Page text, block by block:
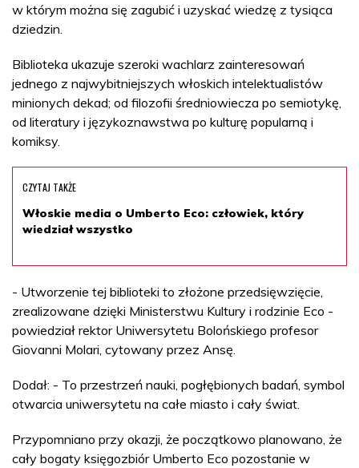
w którym można się zagubić i uzyskać wiedzę z tysiąca
dziedzin.
Biblioteka ukazuje szeroki wachlarz zainteresowań
jednego z najwybitniejszych włoskich intelektualistów
minionych dekad; od filozofii średniowiecza po semiotykę,
od literatury i językoznawstwa po kulturę popularną i
komiksy.
CZYTAJ TAKŻE
Włoskie media o Umberto Eco: człowiek, który
wiedział wszystko
- Utworzenie tej biblioteki to złożone przedsięwzięcie,
zrealizowane dzięki Ministerstwu Kultury i rodzinie Eco -
powiedział rektor Uniwersytetu Bolońskiego profesor
Giovanni Molari, cytowany przez Ansę.
Dodał: - To przestrzeń nauki, pogłębionych badań, symbol
otwarcia uniwersytetu na całe miasto i cały świat.
Przypomniano przy okazji, że początkowo planowano, że
cały bogaty księgozbiór Umberto Eco pozostanie w